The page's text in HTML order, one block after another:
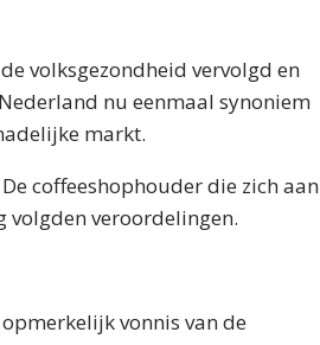
volksgezondheid vervolgd en
nu eenmaal synoniem
markt.
coffeeshophouder die zich aan
volgden veroordelingen.
vonnis van de